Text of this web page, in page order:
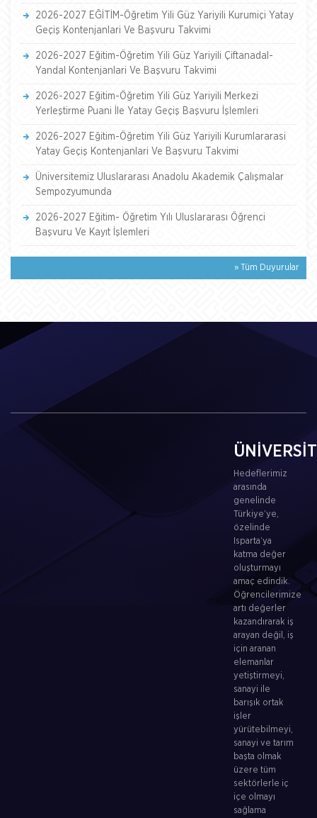
2026-2027 EĞİTİM-Öğretim Yili Güz Yariyili Kurumiçi Yatay
Geçiş Kontenjanlari Ve Başvuru Takvimi
2026-2027 Eğitim-Öğretim Yili Güz Yariyili Çiftanadal-
Yandal Kontenjanlari Ve Başvuru Takvimi
2026-2027 Eğitim-Öğretim Yili Güz Yariyili Merkezi
Yerleştirme Puani İle Yatay Geçiş Başvuru İşlemleri
2026-2027 Eğitim-Öğretim Yili Güz Yariyili Kurumlararasi
Yatay Geçiş Kontenjanlari Ve Başvuru Takvimi
Üniversitemiz Uluslararası Anadolu Akademik Çalışmalar
Sempozyumunda
2026-2027 Eğitim- Öğretim Yılı Uluslararası Öğrenci
Başvuru Ve Kayıt İşlemleri
» Tüm Duyurular
Hedeflerimiz
arasında
genelinde
Türkiye’ye,
özelinde
Isparta’ya
katma değer
oluşturmayı
amaç edindik.
Öğrencilerimize
artı değerler
kazandırarak iş
arayan değil, iş
için aranan
elemanlar
yetiştirmeyi,
sanayi ile
barışık ortak
işler
yürütebilmeyi,
sanayi ve tarım
başta olmak
üzere tüm
sektörlerle iç
içe olmayı
sağlama